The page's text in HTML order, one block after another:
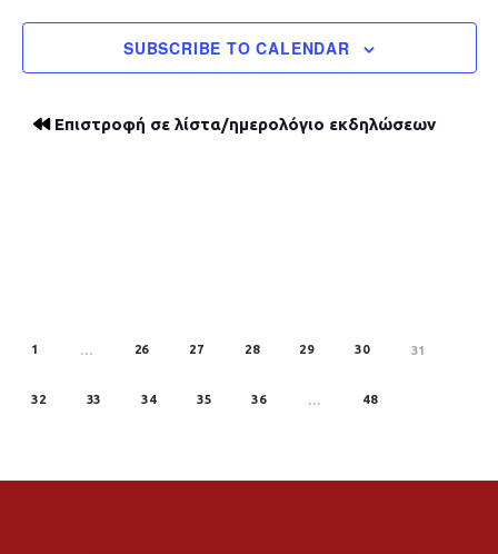
Views
SUBSCRIBE TO CALENDAR
Επιστροφή σε λίστα/ημερολόγιο εκδηλώσεων
1 … 26 27 28 29 30 31
32 33 34 35 36 … 48